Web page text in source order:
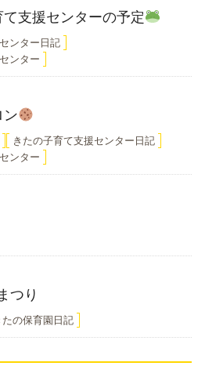
支援センターの予定
ンター日記
ンター
ン
きたの子育て支援センター日記
ンター
つり
たの保育園日記